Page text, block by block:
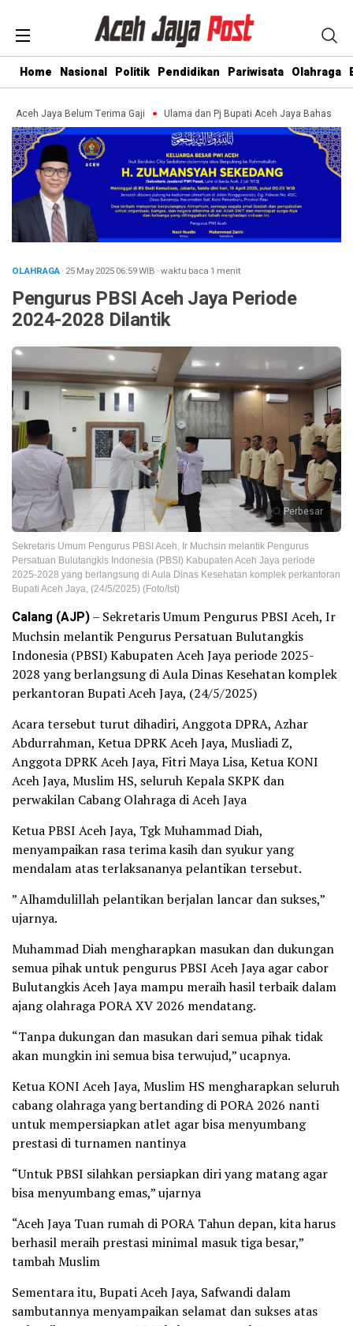
Home Nasional Politik Pendidikan Pariwisata Olahraga
Jaya Belum Terima Gaji Ulama dan Pj Bupati Aceh Jaya Bahas
OLAHRAGA· 25 May 202506:59WIB ·waktu baca 1 menit
Pengurus PBSI Aceh Jaya Periode
2024-2028 Dilantik
Perbesar
Sekretaris Umum Pengurus PBSI Aceh, Ir Muchsin melantik Pengurus
Persatuan Bulutangkis Indonesia (PBSI) Kabupaten Aceh Jaya periode
2025-2028 yang berlangsung di Aula Dinas Kesehatan komplek perkantoran
Bupati Aceh Jaya, (24/5/2025) (Foto/Ist)
Calang (AJP)– Sekretaris Umum Pengurus PBSI Aceh, Ir
Muchsin melantik Pengurus Persatuan Bulutangkis
Indonesia (PBSI) Kabupaten Aceh Jaya periode 2025-
2028 yang berlangsung di Aula Dinas Kesehatan komplek
perkantoran Bupati Aceh Jaya, (24/5/2025)
Acara tersebut turut dihadiri, Anggota DPRA, Azhar
Abdurrahman, Ketua DPRK Aceh Jaya, Musliadi Z,
Anggota DPRK Aceh Jaya, Fitri Maya Lisa, Ketua KONI
Aceh Jaya, Muslim HS, seluruh Kepala SKPK dan
perwakilan Cabang Olahraga di Aceh Jaya
Ketua PBSI Aceh Jaya, Tgk Muhammad Diah,
menyampaikan rasa terima kasih dan syukur yang
mendalam atas terlaksananya pelantikan tersebut.
” Alhamdulillah pelantikan berjalan lancar dan sukses,”
ujarnya.
Muhammad Diah mengharapkan masukan dan dukungan
semua pihak untuk pengurus PBSI Aceh Jaya agar cabor
Bulutangkis Aceh Jaya mampu meraih hasil terbaik dalam
ajang olahraga PORA XV 2026 mendatang.
“Tanpa dukungan dan masukan dari semua pihak tidak
akan mungkin ini semua bisa terwujud,” ucapnya.
Ketua KONI Aceh Jaya, Muslim HS mengharapkan seluruh
cabang olahraga yang bertanding di PORA 2026 nanti
untuk mempersiapkan atlet agar bisa menyumbang
prestasi di turnamen nantinya
“Untuk PBSI silahkan persiapkan diri yang matang agar
bisa menyumbang emas,” ujarnya
“Aceh Jaya Tuan rumah di PORA Tahun depan, kita harus
berhasil meraih prestasi minimal masuk tiga besar,”
tambah Muslim
Sementara itu, Bupati Aceh Jaya, Safwandi dalam
sambutannya menyampaikan selamat dan sukses atas